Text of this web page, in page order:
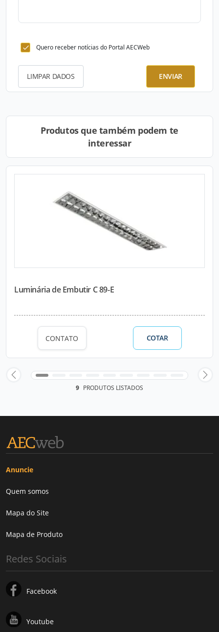
Quero receber notícias do Portal AECWeb
LIMPAR DADOS ENVIAR
Produtos que também podem te
interessar
Luminária de Embutir C 89-E
CONTATO COTAR
9 PRODUTOS LISTADOS
Anuncie
Quem somos
Mapa do Site
Mapa de Produto
Redes Sociais
Facebook
Youtube